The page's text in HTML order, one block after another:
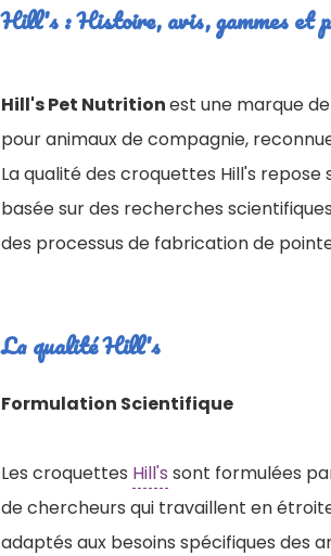
Hill's : Histoire, avis, gammes et
Hill's Pet Nutritionest une marque
pour animaux de compagnie,
La qualité des croquettes Hill's
basée sur des recherches
des processus de fabrication de
La qualité Hill's
Formulation Scientifique
Les croquettes Hill's sont formulées
de chercheurs qui travaillent en
adaptés aux besoins spécifiques des